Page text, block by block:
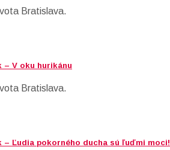
Bratislava.
– V oku hurikánu
Bratislava.
– Ľudia pokorného ducha sú ľuďmi moci!